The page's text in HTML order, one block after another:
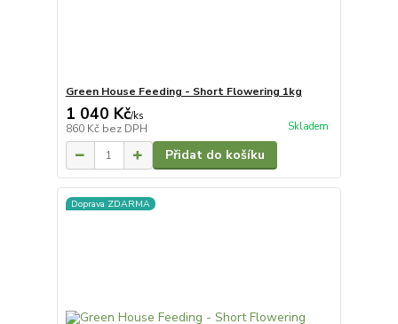
Green House Feeding - Short Flowering 1kg
1 040 Kč/ks
860 Kč bez DPH Skladem
Přidat do košíku
Doprava ZDARMA